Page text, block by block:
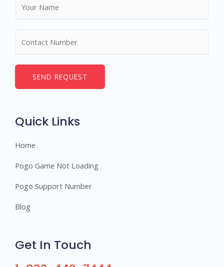
*
e
SEND REQUEST
Quick Links
Home
Pogo Game Not Loading
Pogo Support Number
Blog
Get In Touch